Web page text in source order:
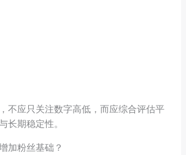
不应只关注数字高低，而应综合评估平
长期稳定性。
加粉丝基础？